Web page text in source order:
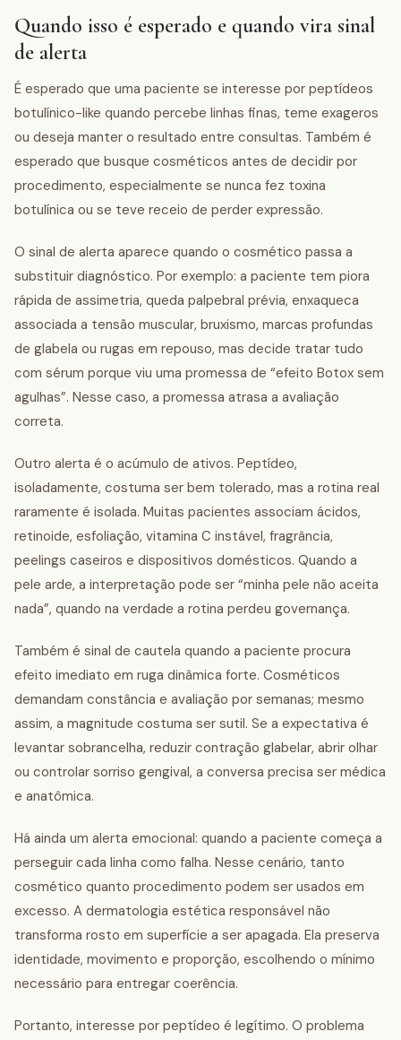
Quando isso é esperado e quando vira sinal
de alerta
É esperado que uma paciente se interesse por peptídeos
botulínico-like quando percebe linhas finas, teme exageros
ou deseja manter o resultado entre consultas. Também é
esperado que busque cosméticos antes de decidir por
procedimento, especialmente se nunca fez toxina
botulínica ou se teve receio de perder expressão.
O sinal de alerta aparece quando o cosmético passa a
substituir diagnóstico. Por exemplo: a paciente tem piora
rápida de assimetria, queda palpebral prévia, enxaqueca
associada a tensão muscular, bruxismo, marcas profundas
de glabela ou rugas em repouso, mas decide tratar tudo
com sérum porque viu uma promessa de “efeito Botox sem
agulhas”. Nesse caso, a promessa atrasa a avaliação
correta.
Outro alerta é o acúmulo de ativos. Peptídeo,
isoladamente, costuma ser bem tolerado, mas a rotina real
raramente é isolada. Muitas pacientes associam ácidos,
retinoide, esfoliação, vitamina C instável, fragrância,
peelings caseiros e dispositivos domésticos. Quando a
pele arde, a interpretação pode ser “minha pele não aceita
nada”, quando na verdade a rotina perdeu governança.
Também é sinal de cautela quando a paciente procura
efeito imediato em ruga dinâmica forte. Cosméticos
demandam constância e avaliação por semanas; mesmo
assim, a magnitude costuma ser sutil. Se a expectativa é
levantar sobrancelha, reduzir contração glabelar, abrir olhar
ou controlar sorriso gengival, a conversa precisa ser médica
e anatômica.
Há ainda um alerta emocional: quando a paciente começa a
perseguir cada linha como falha. Nesse cenário, tanto
cosmético quanto procedimento podem ser usados em
excesso. A dermatologia estética responsável não
transforma rosto em superfície a ser apagada. Ela preserva
identidade, movimento e proporção, escolhendo o mínimo
necessário para entregar coerência.
Portanto, interesse por peptídeo é legítimo. O problema